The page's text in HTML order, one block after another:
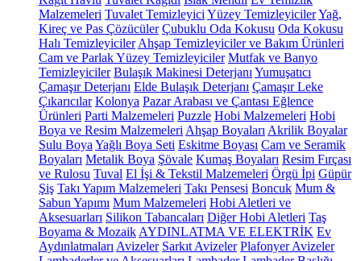
Malzemeleri Tuvalet Temizleyici Yüzey TemizleyicilerYağ,
Kireç ve Pas Çözücüler Çubuklu Oda Kokusu Oda Kokusu
Halı Temizleyiciler Ahşap Temizleyiciler ve Bakım Ürünleri
Cam ve Parlak Yüzey Temizleyiciler Mutfak ve Banyo
Temizleyiciler Bulaşık Makinesi Deterjanı Yumuşatıcı
Çamaşır Deterjanı Elde Bulaşık Deterjanı Çamaşır Leke
Çıkarıcılar Kolonya Pazar Arabası ve Çantası Eğlence
Ürünleri Parti Malzemeleri Puzzle Hobi Malzemeleri Hobi
Boya ve Resim Malzemeleri Ahşap Boyaları Akrilik Boyalar
Sulu Boya Yağlı Boya Seti Eskitme Boyası Cam ve Seramik
Boyaları Metalik Boya Şövale Kumaş Boyaları Resim Fırçası
ve Rulosu Tuval El İşi & Tekstil Malzemeleri Örgü İpi Güpür
Şiş Takı Yapım Malzemeleri Takı Pensesi Boncuk Mum &
Sabun Yapımı Mum Malzemeleri Hobi Aletleri ve
Aksesuarları Silikon Tabancaları Diğer Hobi Aletleri Taş
Boyama & Mozaik AYDINLATMA VE ELEKTRİK Ev
Aydınlatmaları Avizeler Sarkıt Avizeler Plafonyer Avizeler